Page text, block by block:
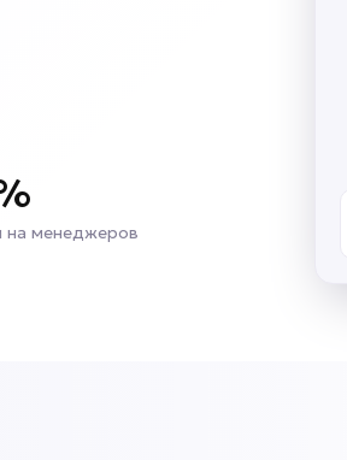
на менеджеров